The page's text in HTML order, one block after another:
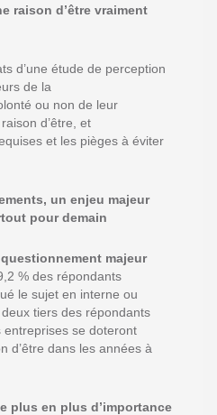
raison d’être vraiment
d’une étude de perception
de la
ou non de leur
d’être , et
et les pièges à éviter
s, un enjeu majeur
pour demain
majeur
% des répondants
le sujet en interne ou
eux tiers des répondants
entreprises se doteront
d’être dans les années à
plus en plus d’importance